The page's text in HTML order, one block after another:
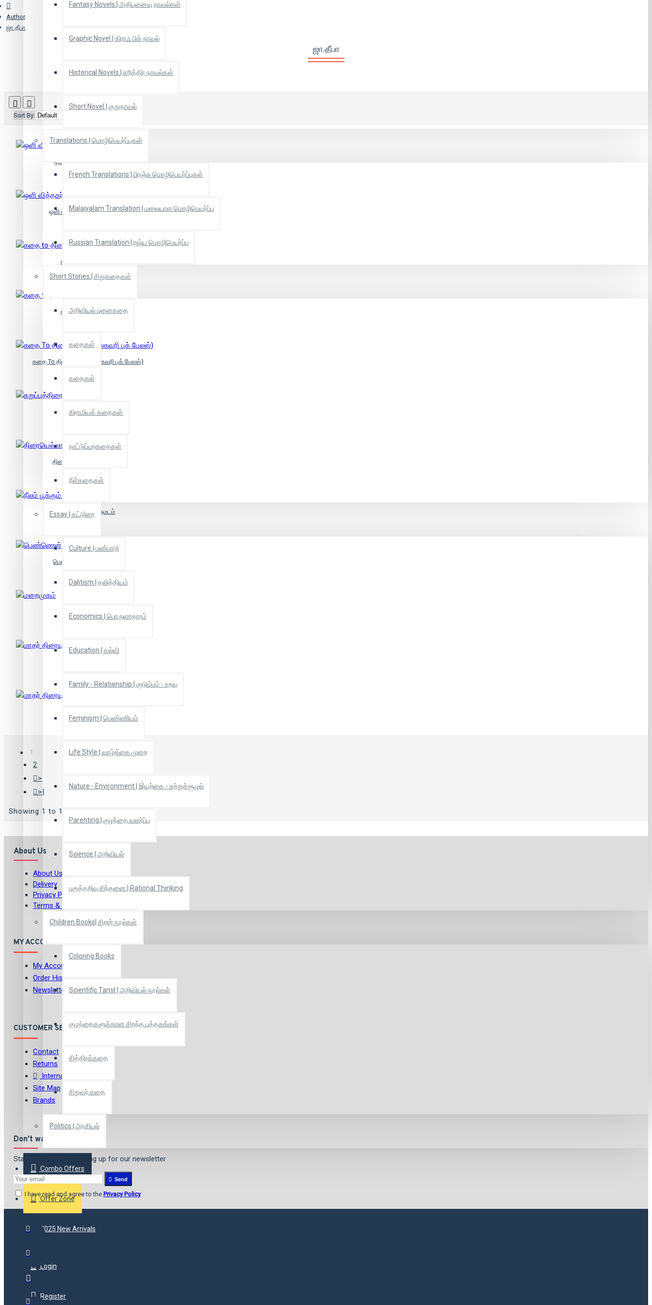
Fantasy Novels | அதிபுனைவு நாவல்கள்
Graphic Novel | கிராஃ பிக் நாவல்
Historical Novels | சரித்திர நாவல்கள்
Short Novel | குறுநாவல்
Translations | மொழிபெயர்ப்புகள்
French Translations | பிரஞ்சு மொழிபெயர்ப்புகள்
Malaiyalam Translation | மலையாள மொழிபெயர்ப்பு
Russian Translation | ரஷ்ய மொழிபெயர்ப்பு
Short Stories | சிறுகதைகள்
அறிவியல் புனைகதை
கதைகள்
கதைகள்
கிராமியக் கதைகள்
நாட்டுப்புறகதைகள்
நீள்கதைகள்
Essay | கட்டுரை
Culture | பண்பாடு
Dalitism | தலித்தியம்
Economics | பொருளாதாரம்
Education | கல்வி
Family - Relationship | குடும்பம் - உறவு
Feminism | பெண்ணியம்
Life Style | வாழ்க்கை முறை
Nature - Environment | இயற்கை - சுற்றுச்சூழல்
Parenting | குழந்தை வளர்ப்பு
Science | அறிவியல்
பகுத்தறிவு சிந்தனை | Rational Thinking
Children Books| சிறார் நூல்கள்
Coloring Books
Scientific Tamil | அறிவியல் நூல்கள்
குழந்தைகளுக்கான சிறந்த புத்தகங்கள்
சித்திரக்கதை
சிறுவர் கதை
Politics | அரசியல்
Combo Offers
Offer Zone
2025 New Arrivals
Login
Register
Author
ஜா.தீபா
ஜா.தீபா
Sort By:
ஒளி வித்தகர்கள் (பாகம் 2)
ஒளி வித்தகர்கள் - பாகம் 1 & 2
கதை to திரைக்கதை
கதை to திரைக்கதை
கதை To திரைக்கதை (டிஸ்கவரி புக் பேலஸ்)
கறுப்புத்திரை
திரையெல்லாம் செண்பகப்பூ
நீலம் பூக்கும் திருமடம்
பெண்ணென்று சொல்வேன்
மறைமுகம்
1
2
>
>|
Showing 1 to 12 of 16 (2 Pages)
About Us
About Us
Delivery
Privacy Policy
Terms & Conditions
MY ACCOUNT
My Account
Order History
Newsletter
CUSTOMER SERVICE
Contact
Returns
International Shipping
Site Map
Brands
Don't want to miss out?
Stay in the loop by signing up for our newsletter
Send
I have read and agree to the Privacy Policy